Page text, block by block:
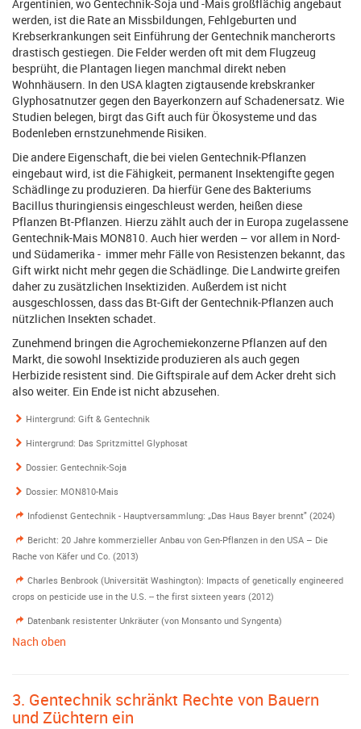
Argentinien, wo Gentechnik-Soja und -Mais großflächig angebaut
werden, ist die Rate an Missbildungen, Fehlgeburten und
Krebserkrankungen seit Einführung der Gentechnik mancherorts
drastisch gestiegen. Die Felder werden oft mit dem Flugzeug
besprüht, die Plantagen liegen manchmal direkt neben
Wohnhäusern. In den USA klagten zigtausende krebskranker
Glyphosatnutzer gegen den Bayerkonzern auf Schadenersatz. Wie
Studien belegen, birgt das Gift auch für Ökosysteme und das
Bodenleben ernstzunehmende Risiken.
Die andere Eigenschaft, die bei vielen Gentechnik-Pflanzen
eingebaut wird, ist die Fähigkeit, permanent Insektengifte gegen
Schädlinge zu produzieren. Da hierfür Gene des Bakteriums
Bacillus thuringiensis eingeschleust werden, heißen diese
Pflanzen Bt-Pflanzen. Hierzu zählt auch der in Europa zugelassene
Gentechnik-Mais MON810. Auch hier werden – vor allem in Nord-
und Südamerika - immer mehr Fälle von Resistenzen bekannt, das
Gift wirkt nicht mehr gegen die Schädlinge. Die Landwirte greifen
daher zu zusätzlichen Insektiziden. Außerdem ist nicht
ausgeschlossen, dass das Bt-Gift der Gentechnik-Pflanzen auch
nützlichen Insekten schadet.
Zunehmend bringen die Agrochemiekonzerne Pflanzen auf den
Markt, die sowohl Insektizide produzieren als auch gegen
Herbizide resistent sind. Die Giftspirale auf dem Acker dreht sich
also weiter. Ein Ende ist nicht abzusehen.
Hintergrund: Gift & Gentechnik
Hintergrund: Das Spritzmittel Glyphosat
Dossier: Gentechnik-Soja
Dossier: MON810-Mais
Infodienst Gentechnik - Hauptversammlung: „Das Haus Bayer brennt" (2024)
Bericht: 20 Jahre kommerzieller Anbau von Gen-Pflanzen in den USA – Die
Rache von Käfer und Co. (2013)
Charles Benbrook (Universität Washington): Impacts of genetically engineered
crops on pesticide use in the U.S. -- the first sixteen years (2012)
Datenbank resistenter Unkräuter (von Monsanto und Syngenta)
Nach oben
3. Gentechnik schränkt Rechte von Bauern
und Züchtern ein